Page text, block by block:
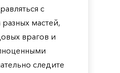
с
мастей,
врагов и
следите